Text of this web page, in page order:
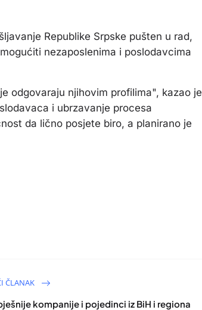
Republike Srpske pušten u rad,
nezaposlenima i poslodavcima
odgovaraju njihovim profilima", kazao je
i ubrzavanje procesa
da lično posjete biro, a planirano je
ČLANAK
kompanije i pojedinci iz BiH i regiona